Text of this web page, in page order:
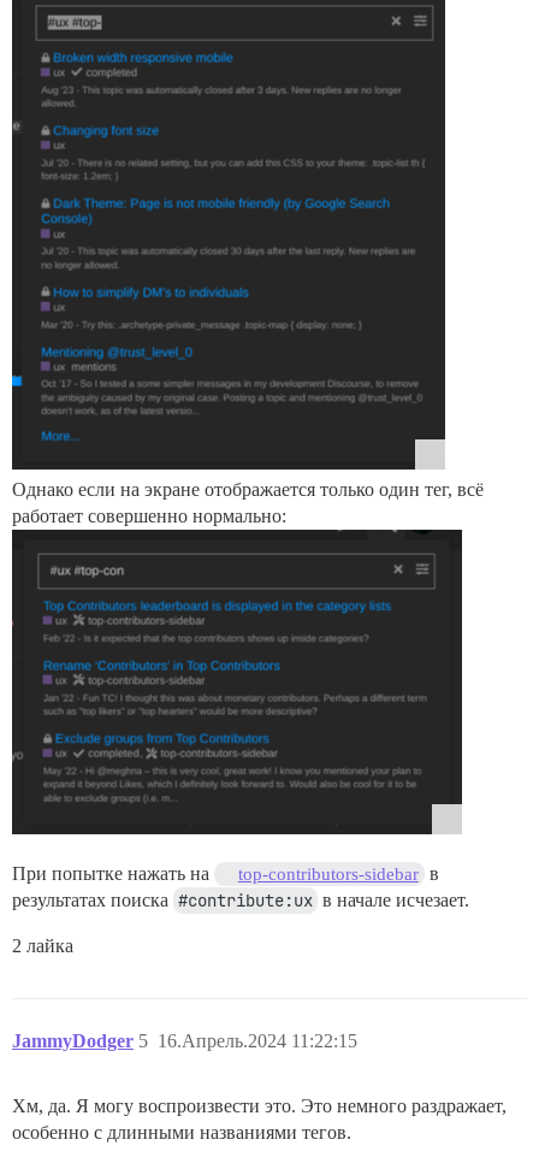
Однако если на экране отображается только один тег, всё
работает совершенно нормально:
При попытке нажать на top-contributors-sidebar в
результатах поиска #contribute:ux в начале исчезает.
2 лайка
JammyDodger 16.Апрель.2024 11:22:15
5
Хм, да. Я могу воспроизвести это. Это немного раздражает,
особенно с длинными названиями тегов.